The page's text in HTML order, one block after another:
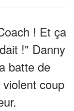
! Et ça
!" Danny
batte de
coup